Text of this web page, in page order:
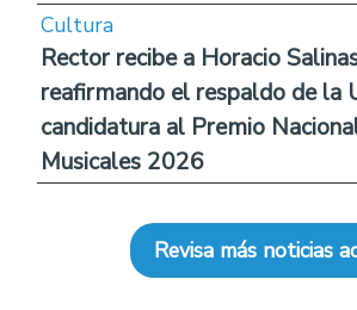
Cultura
Rector recibe a Horacio
reafirmando el respaldo de la
candidatura al Premio
Musicales 2026
Revisa más noticias